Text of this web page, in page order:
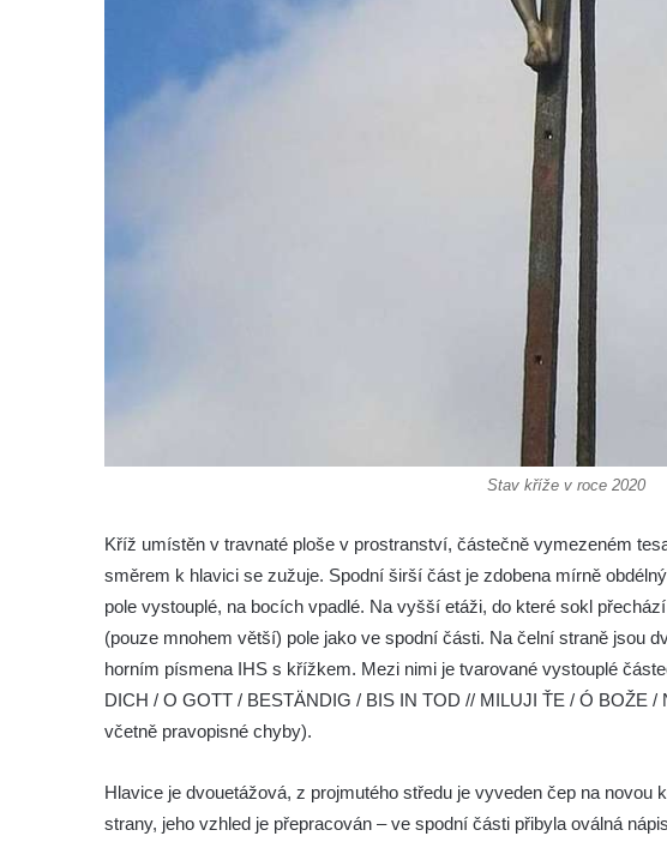
Centrální kříž hřbitova v Kozlech
Kříž východně od Oparna u cesty na Lovoš
Pamětní kříž na Lovoši
Pavla v Jeníkově
Kříž na křižovatce v Teplické ulici v Lahošti
Kříž U Pěti lip na pastvině severovýchodně
od Mikulášovic
Kříž na rozcestí u domu čp. 123 v
Mikulášovicích
Kříž na louce v horních Mikulášovicích
Posteltův kříž naproti domu ev.č. 29 v
Stav kříže v roce 2020
Kříž umístěn v travnaté ploše v prostranství, částečně vymezeném
směrem k hlavici se zužuje. Spodní širší část je zdobena mírně
pole vystouplé, na bocích vpadlé. Na vyšší etáži, do které sokl
(pouze mnohem větší) pole jako ve spodní části. Na čelní straně jsou
horním písmena IHS s křížkem. Mezi nimi je tvarované vystouplé
DICH / O GOTT / BESTÄNDIG / BIS IN TOD // MILUJI ŤE / Ó BOŽE /
včetně pravopisné chyby).
Hlavice je dvouetážová, z projmutého středu je vyveden čep na
strany, jeho vzhled je přepracován – ve spodní části přibyla oválná